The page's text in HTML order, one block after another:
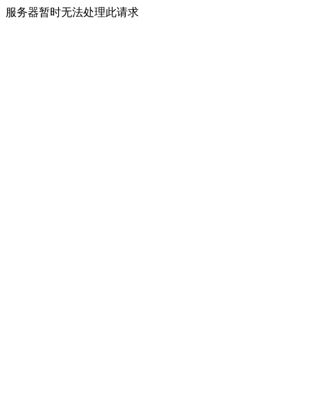
服务器暂时无法处理此请求